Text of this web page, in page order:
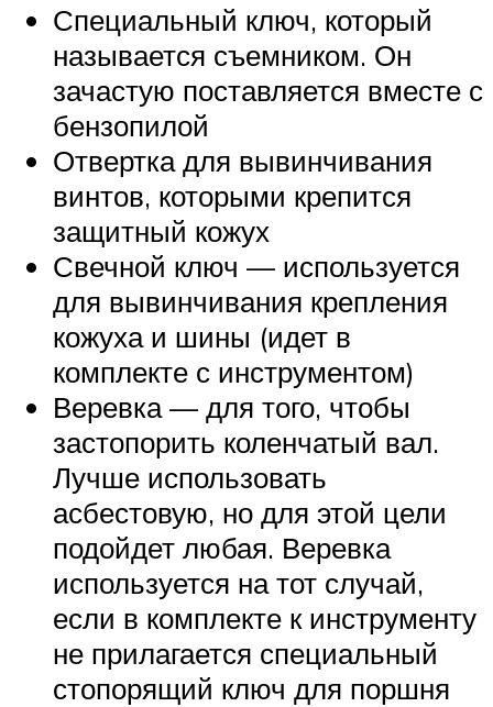
Специальный ключ, который
называется съемником. Он
зачастую поставляется вместе с
бензопилой
Отвертка для вывинчивания
винтов, которыми крепится
защитный кожух
Свечной ключ — используется
для вывинчивания крепления
кожуха и шины (идет в
комплекте с инструментом)
Веревка — для того, чтобы
застопорить коленчатый вал.
Лучше использовать
асбестовую, но для этой цели
подойдет любая. Веревка
используется на тот случай,
если в комплекте к инструменту
не прилагается специальный
стопорящий ключ для поршня